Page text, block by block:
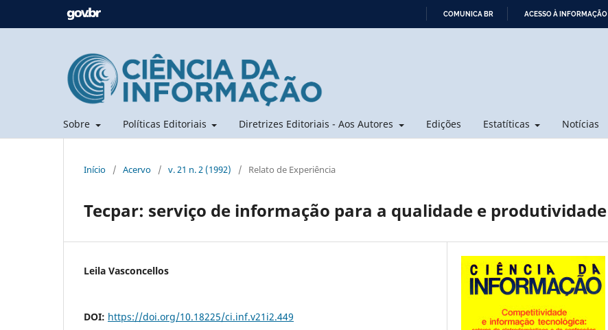
COMUNICA BR ACESSO À INFORMAÇÃO
Sobre Políticas Editoriais Diretrizes Editoriais - Aos Autores Edições Estatíticas Notícias
Início / Acervo / v. 21 n. 2 (1992) / Relato de Experiência
Tecpar: serviço de informação para a qualidade e produtividade
Leila Vasconcellos
DOI: https://doi.org/10.18225/ci.inf.v21i2.449